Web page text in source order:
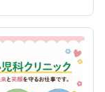
をご用意してい
んのこと、スタ